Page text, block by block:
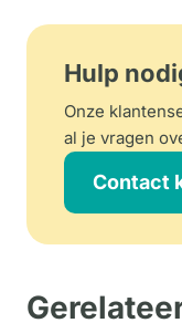
Hulp
Onze
al je vragen
Contact